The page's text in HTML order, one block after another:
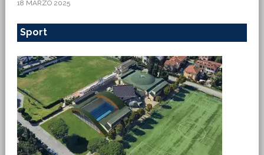
18 MARZO 2025
Sport